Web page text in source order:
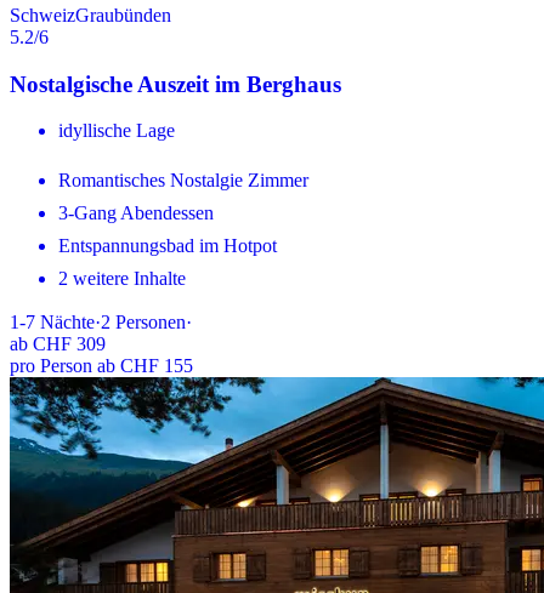
SchweizGraubünden
5.2/6
Nostalgische Auszeit im Berghaus
idyllische Lage
Romantisches Nostalgie Zimmer
3-Gang Abendessen
Entspannungsbad im Hotpot
2 weitere Inhalte
1-7 Nächte·2 Personen·
ab CHF 309
pro Person ab CHF 155